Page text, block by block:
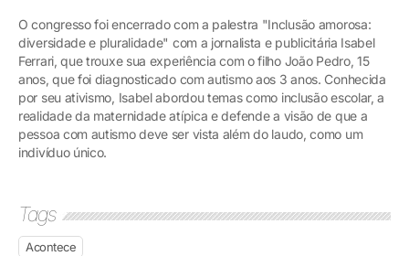
O congresso foi encerrado com a palestra "Inclusão amorosa:
diversidade e pluralidade" com a jornalista e publicitária Isabel
Ferrari, que trouxe sua experiência com o filho João Pedro, 15
anos, que foi diagnosticado com autismo aos 3 anos. Conhecida
por seu ativismo, Isabel abordou temas como inclusão escolar, a
realidade da maternidade atípica e defende a visão de que a
pessoa com autismo deve ser vista além do laudo, como um
indivíduo único.
Tags
Acontece